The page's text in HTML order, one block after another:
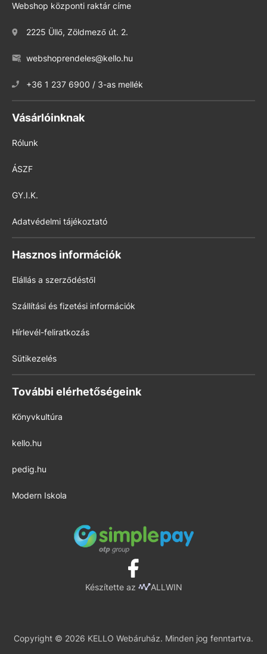
Webshop központi raktár címe
2225 Üllő, Zöldmező út. 2.
webshoprendeles@kello.hu
+36 1 237 6900 / 3-as mellék
Vásárlóinknak
Rólunk
ÁSZF
GY.I.K.
Adatvédelmi tájékoztató
Hasznos információk
Elállás a szerződéstől
Szállítási és fizetési információk
Hírlevél-feliratkozás
Sütikezelés
További elérhetőségeink
Könyvkultúra
kello.hu
pedig.hu
Modern Iskola
Készítette az ALLWIN
Copyright © 2026 KELLO Webáruház. Minden jog fenntartva.